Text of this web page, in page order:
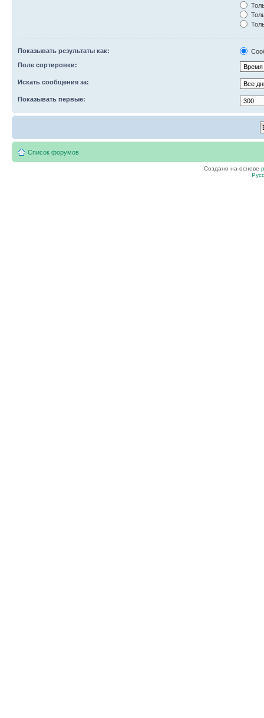
Показывать результаты как:
Поле сортировки:
Искать сообщения за:
Показывать первые:
Список форумов
Создано на основе